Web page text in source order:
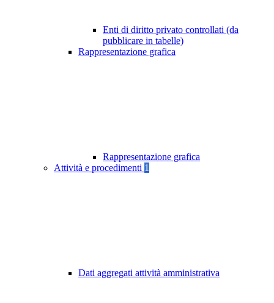
Enti di diritto privato controllati (da
pubblicare in tabelle)
Rappresentazione grafica
Rappresentazione grafica
Attività e procedimenti 1
Dati aggregati attività amministrativa